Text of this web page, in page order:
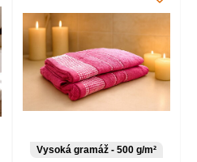
Vysoká gramáž - 500 g/m²